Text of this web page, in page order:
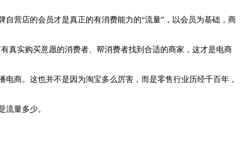
营店的会员才是真正的有消费能力的“流量”，以会员为基础，商
真实购买意愿的消费者、帮消费者找到合适的商家，这才是电商
商。这也并不是因为淘宝多么厉害，而是零售行业历经千百年，
量多少。